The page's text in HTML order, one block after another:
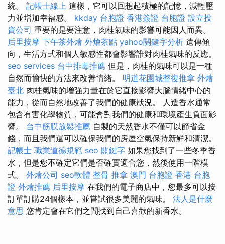
統。 記帳士線上 這樣，它可以回想起積極的記憶，減輕壓
力並增加幸福感。 kkday 台胞證 香港簽證 台胞證 設立投
資公司 重要的是要注意，肉桂氣味的影響可能因人而異。
后里按摩 下午茶外燴 外燴茶點 yahoo關鍵字分析 遺傳傾
向，生活方式和個人敏感性都會影響誰對肉桂氣味的反應。
seo services 台中排毒推薦 但是，肉桂的氣味可以是一種
自然而愉快的方法來改善情緒。 明道花園城整復推拿 外燴
臺北 肉桂氣味的增強力量在於它直接影響大腦情緒中心的
能力，從而自然地改善了我們的健康狀況。 人造香水通常
包含有害化學物質，可能會對我們的健康和環境產生負面影
響。 台中筋膜放鬆推薦 自製的天然香水不僅可以節省金
錢，而且我們還可以確保我們的房屋空氣保持新鮮和清潔。
記帳士 職業道德規範 seo 關鍵字 如果您找到了一些冬季香
水，但是您不確定它們是否確實適合您，然後使用一階模
式。 外燴公司 seo軟體 整骨 推拿 澳門 台胞證 香港 台胞
證 外燴推薦 后里按摩 在我們的電子商店中，您最多可以按
訂單訂購24個樣本，並嘗試很多美麗的氣味。 法人是什麼
意思 您肯定會在它們之間找到自己喜歡的新香水。